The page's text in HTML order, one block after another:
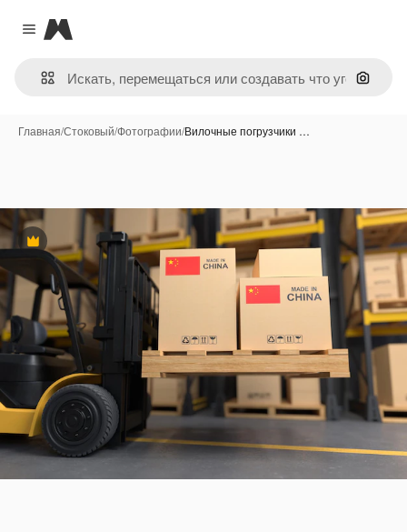
Close menu
Magnific
Поиск
Главная/Стоковый/Фотографии/Вилочные погрузчики …
Премиум